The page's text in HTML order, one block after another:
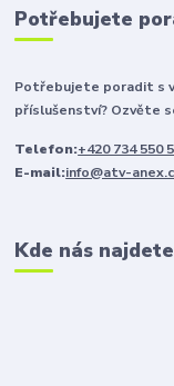
Potřebujete
Potřebujete poradit s
příslušenství? Ozvěte
Telefon:+420 734 550
E-mail:info@atv-
Kde nás najdete